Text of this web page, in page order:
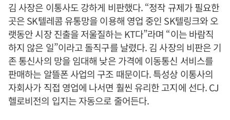
김 사장은 이통사도 강하게 비판했다. “정작 규제가 필요한
곳은 SK텔레콤 유통망을 이용해 영업 중인 SK텔링크와 오
랫동안 시장 진출을 저울질하는 KT다”라며 “이는 바람직
하지 않은 일”이라고 돌직구를 날렸다. 김 사장의 비판은 기
존 통신사의 망을 임대해 낮은 가격에 이동통신 서비스를
판매하는 알뜰폰 사업의 구조 때문이다. 특성상 이통사의
자회사가 직접 영업에 나서면 훨씬 유리한 고지에 선다. CJ
헬로비전의 입지는 자동으로 줄어든다.